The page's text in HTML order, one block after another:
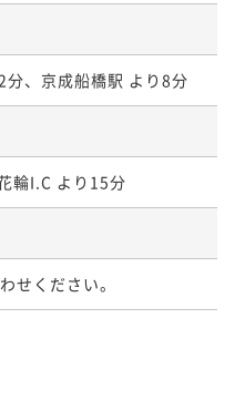
分、京成船橋駅 より8分
輪I.C より15分
せください。